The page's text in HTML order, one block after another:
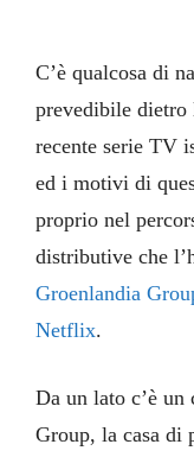
C’è qualcosa di
prevedibile dietro
recente serie TV
ed i motivi di
proprio nel
distributive che
Groenlandia
Netflix.
Da un lato c’è
Group, la casa di